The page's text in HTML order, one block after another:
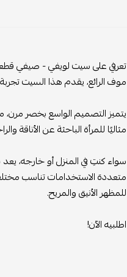
تعرفي على سيت لويفي - صيفي
موف الرائع، يقدم هذا السيت
يتميز التصميم الواسع بخصر مرن،
مثاليًا للمرأة الباحثة عن الأناقة
سواء كنتِ في المنزل أو خارجه،
متعددة الاستخدامات تناسب
للمظهر الأنيق والمريح.
اطلبيه الآن!